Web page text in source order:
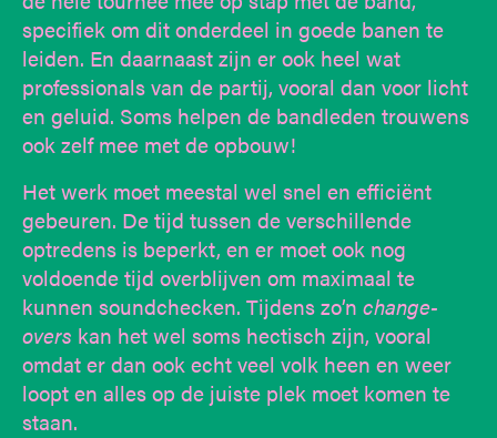
specifiek om dit onderdeel in goede banen te
leiden. En daarnaast zijn er ook heel wat
professionals van de partij, vooral dan voor licht
en geluid. Soms helpen de bandleden trouwens
ook zelf mee met de opbouw!
Het werk moet meestal wel snel en efficiënt
gebeuren. De tijd tussen de verschillende
optredens is beperkt, en er moet ook nog
voldoende tijd overblijven om maximaal te
kunnen soundchecken. Tijdens zo’n change-
overs kan het wel soms hectisch zijn, vooral
omdat er dan ook echt veel volk heen en weer
loopt en alles op de juiste plek moet komen te
staan.